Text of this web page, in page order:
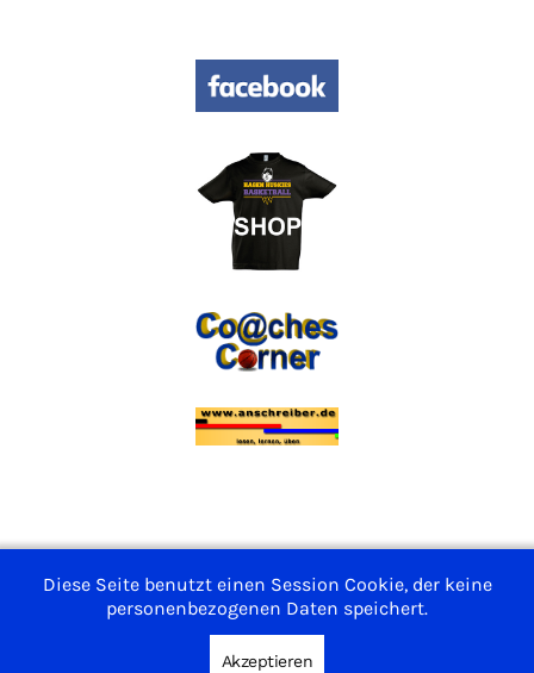
Nutzungsbedingungen
Diese Seite benutzt einen Session Cookie, der keine
personenbezogenen Daten speichert.
Akzeptieren